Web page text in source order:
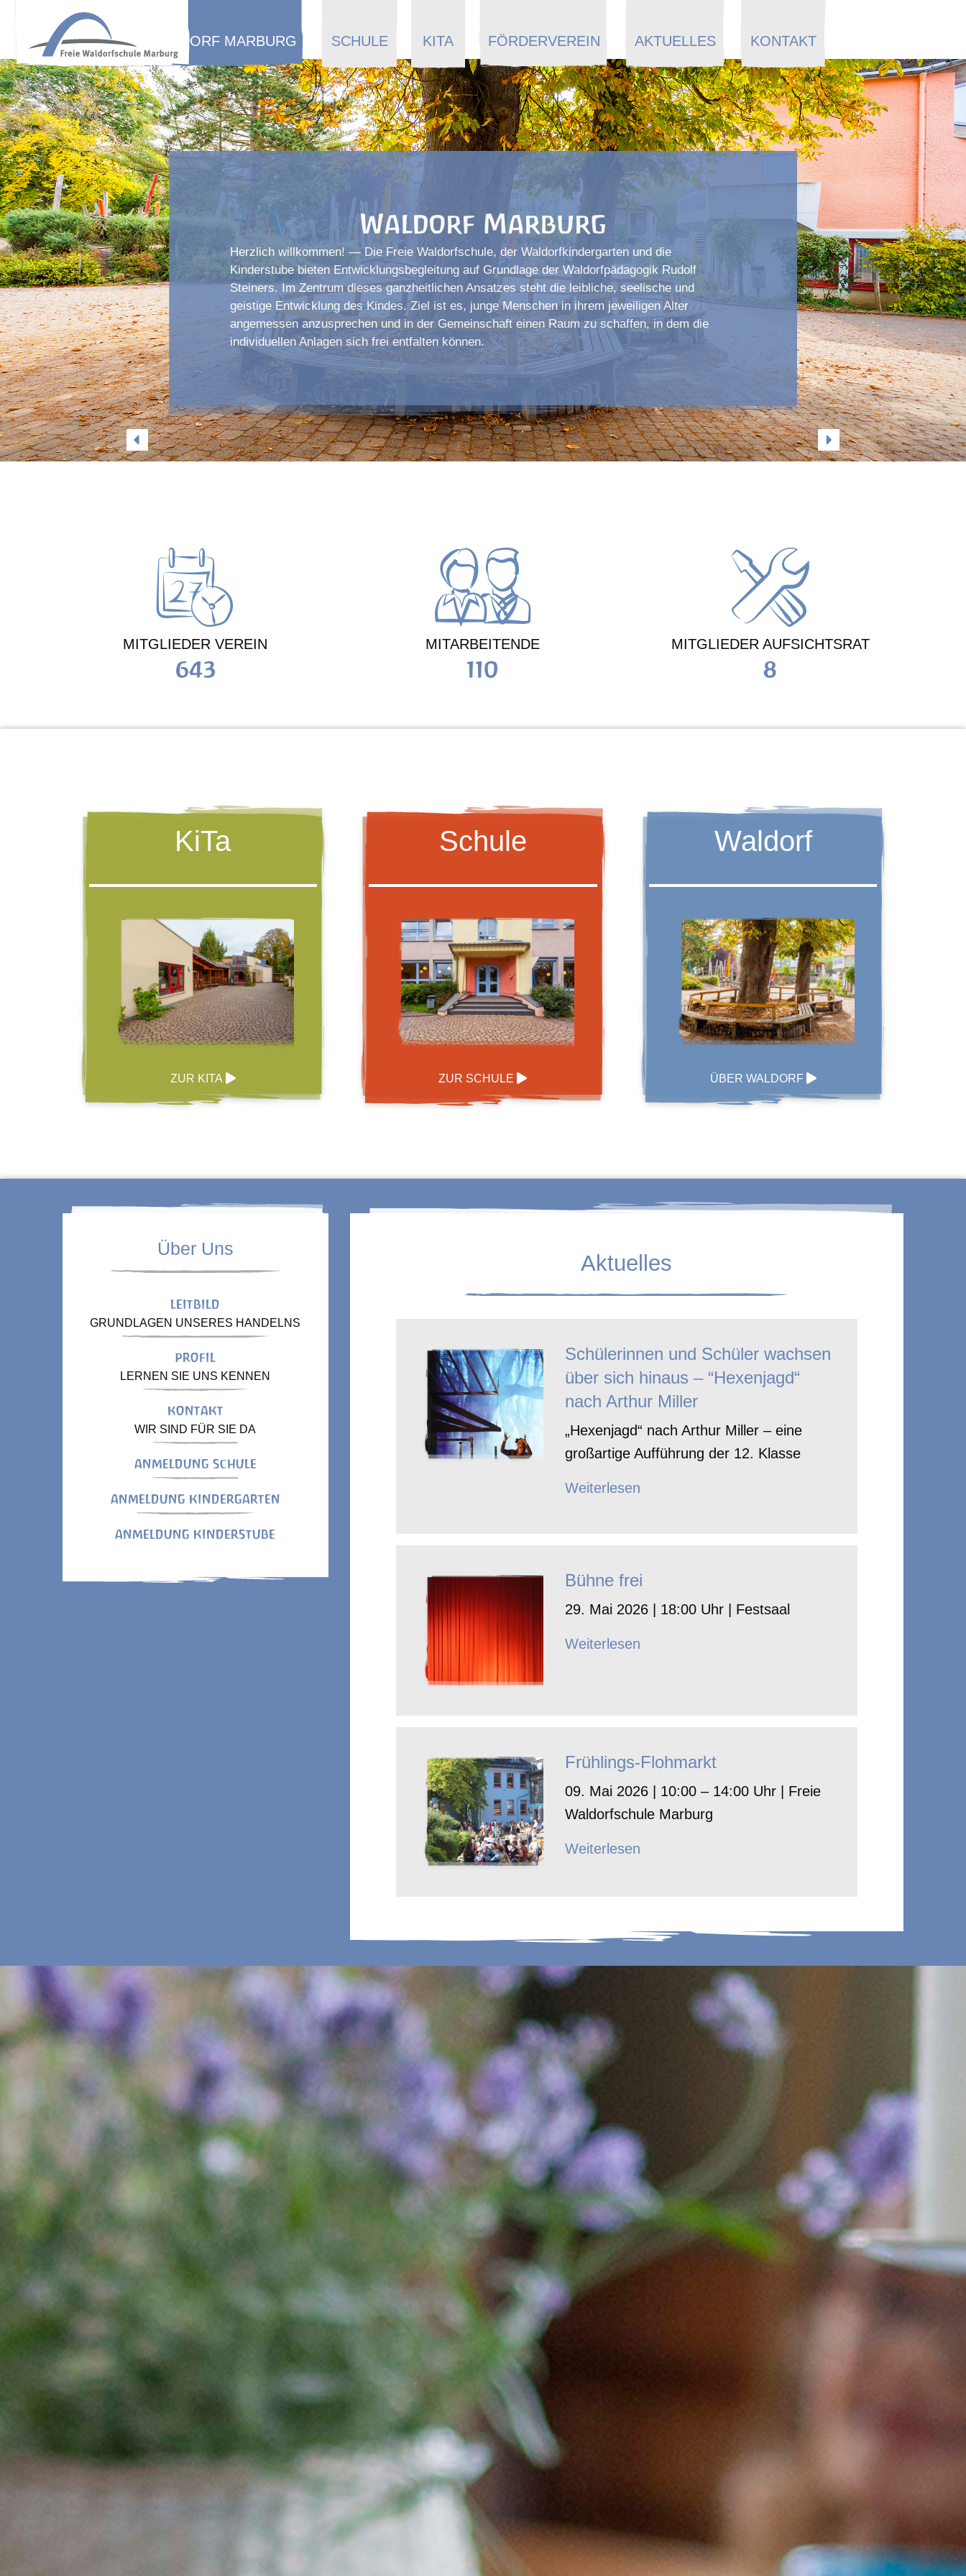
WALDORF MARBURG SCHULE KITA FÖRDERVEREIN AKTUELLES KONTAKT
Waldorf Marburg
Herzlich willkommen! — Die Freie Waldorfschule, der Waldorfkindergarten und die
Kinderstube bieten Entwicklungsbegleitung auf Grundlage der Waldorfpädagogik Rudolf
Steiners. Im Zentrum dieses ganzheitlichen Ansatzes steht die leibliche, seelische und
geistige Entwicklung des Kindes. Ziel ist es, junge Menschen in ihrem jeweiligen Alter
angemessen anzusprechen und in der Gemeinschaft einen Raum zu schaffen, in dem die
individuellen Anlagen sich frei entfalten können.
MITGLIEDER VEREIN
643
MITARBEITENDE
110
MITGLIEDER AUFSICHTSRAT
8
KiTa
ZUR KITA
Schule
ZUR SCHULE
Waldorf
ÜBER WALDORF
Über Uns
LEITBILD
GRUNDLAGEN UNSERES HANDELNS
PROFIL
LERNEN SIE UNS KENNEN
KONTAKT
WIR SIND FÜR SIE DA
ANMELDUNG SCHULE
ANMELDUNG KINDERGARTEN
ANMELDUNG KINDERSTUBE
Aktuelles
Schülerinnen und Schüler wachsen
über sich hinaus – “Hexenjagd“
nach Arthur Miller
„Hexenjagd“ nach Arthur Miller – eine
großartige Aufführung der 12. Klasse
Weiterlesen
Bühne frei
29. Mai 2026 | 18:00 Uhr | Festsaal
Weiterlesen
Frühlings-Flohmarkt
09. Mai 2026 | 10:00 – 14:00 Uhr | Freie
Waldorfschule Marburg
Weiterlesen